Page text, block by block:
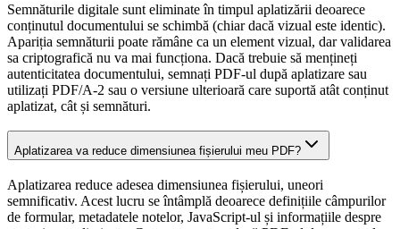
Semnăturile digitale sunt eliminate în timpul aplatizării deoarece
conținutul documentului se schimbă (chiar dacă vizual este identic).
Apariția semnăturii poate rămâne ca un element vizual, dar validarea
sa criptografică nu va mai funcționa. Dacă trebuie să mențineți
autenticitatea documentului, semnați PDF-ul după aplatizare sau
utilizați PDF/A-2 sau o versiune ulterioară care suportă atât conținut
aplatizat, cât și semnături.
Aplatizarea va reduce dimensiunea fișierului meu PDF?
Aplatizarea reduce adesea dimensiunea fișierului, uneori
semnificativ. Acest lucru se întâmplă deoarece definițiile câmpurilor
de formular, metadatele notelor, JavaScript-ul și informațiile despre